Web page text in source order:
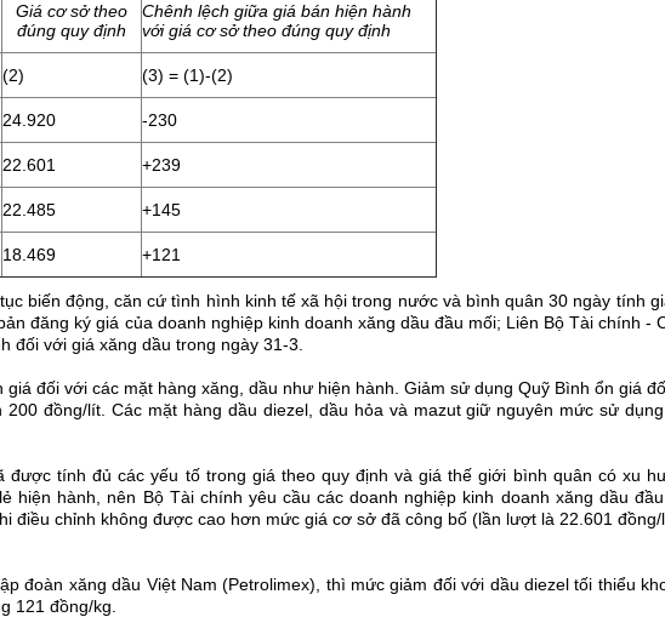
Giá cơ sở theo
đúng quy định
Chênh lệch giữa giá bán hiện hành
với giá cơ sở theo đúng quy định
(2) (3) = (1)-(2)
24.920 -230
22.601 +239
22.485 +145
18.469 +121
biến động, căn cứ tình hình kinh tế xã hội trong nước và bình quân 30 ngày tính
đăng ký giá của doanh nghiệp kinh doanh xăng dầu đầu mối; Liên Bộ Tài chính -
đối với giá xăng dầu trong ngày 31-3.
đối với các mặt hàng xăng, dầu như hiện hành. Giảm sử dụng Quỹ Bình ổn giá
đồng/lít. Các mặt hàng dầu diezel, dầu hỏa và mazut giữ nguyên mức sử
được tính đủ các yếu tố trong giá theo quy định và giá thế giới bình quân có xu
hiện hành, nên Bộ Tài chính yêu cầu các doanh nghiệp kinh doanh xăng dầu
điều chỉnh không được cao hơn mức giá cơ sở đã công bố (lần lượt là 22.601 đồng/
đoàn xăng dầu Việt Nam (Petrolimex), thì mức giảm đối với dầu diezel tối thiểu
121 đồng/kg.